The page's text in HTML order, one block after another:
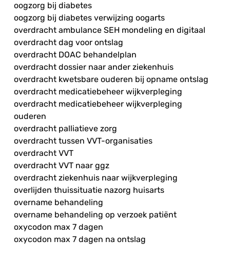
oogzorg bij diabetes
oogzorg bij diabetes verwijzing oogarts
overdracht ambulance SEH mondeling en digitaal
overdracht dag voor ontslag
overdracht DOAC behandelplan
overdracht dossier naar ander ziekenhuis
overdracht kwetsbare ouderen bij opname ontslag
overdracht medicatiebeheer wijkverpleging
overdracht medicatiebeheer wijkverpleging
ouderen
overdracht palliatieve zorg
overdracht tussen VVT-organisaties
overdracht VVT
overdracht VVT naar ggz
overdracht ziekenhuis naar wijkverpleging
overlijden thuissituatie nazorg huisarts
overname behandeling
overname behandeling op verzoek patiënt
oxycodon max 7 dagen
oxycodon max 7 dagen na ontslag